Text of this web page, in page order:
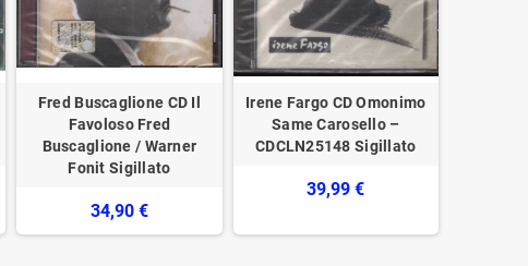
Fred Buscaglione CD Il
Favoloso Fred
Buscaglione / Warner
Fonit ‎Sigillato
34,90 €
Irene Fargo CD Omonimo
Same Carosello –
CDCLN25148 Sigillato
39,99 €